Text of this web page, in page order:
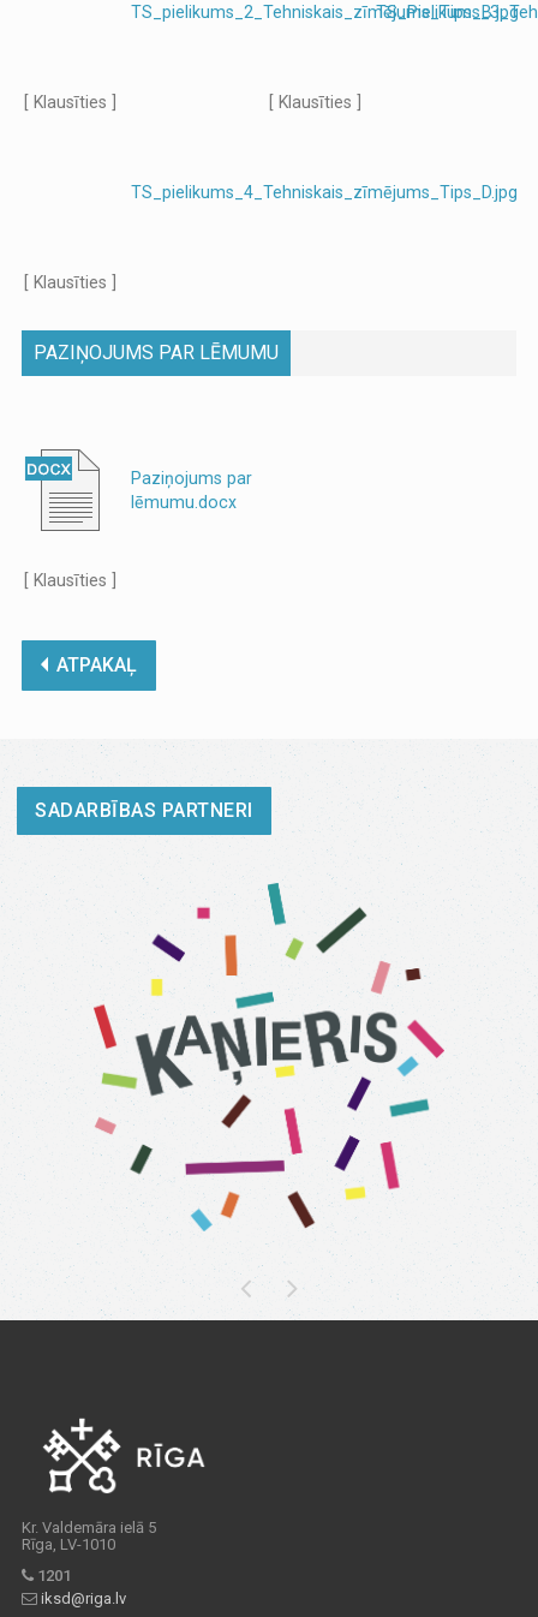
TS_pielikums_2_Tehniskais_zīmējums_Tips_B.jpg
[ Klausīties ] [ Klausīties ]
TS_pielikums_4_Tehniskais_zīmējums_Tips_D.jpg
[ Klausīties ]
PAZIŅOJUMS PAR LĒMUMU
Paziņojums par
lēmumu.docx
[ Klausīties ]
ATPAKAĻ
SADARBĪBAS PARTNERI
Kr. Valdemāra ielā 5
Rīga, LV-1010
1201
iksd@riga.lv